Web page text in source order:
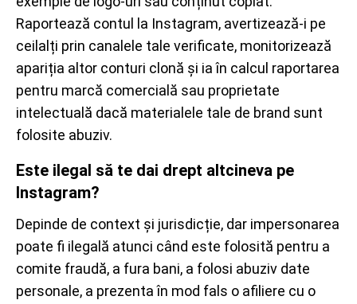
Raportează contul la Instagram, avertizează-i pe
ceilalți prin canalele tale verificate, monitorizează
apariția altor conturi clonă și ia în calcul raportarea
pentru marcă comercială sau proprietate
intelectuală dacă materialele tale de brand sunt
folosite abuziv.
Este ilegal să te dai drept altcineva pe
Instagram?
Depinde de context și jurisdicție, dar impersonarea
poate fi ilegală atunci când este folosită pentru a
comite fraudă, a fura bani, a folosi abuziv date
personale, a prezenta în mod fals o afiliere cu o